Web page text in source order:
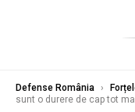
Defense România ›
sunt o durere de cap tot